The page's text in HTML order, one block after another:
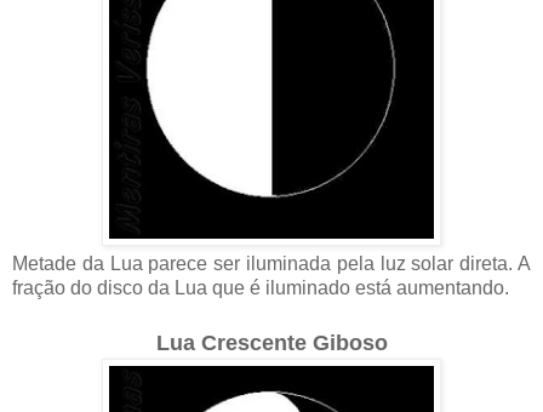
Metade da Lua parece ser iluminada pela luz solar direta. A
fração do disco da Lua que é iluminado está aumentando.
Lua Crescente Giboso